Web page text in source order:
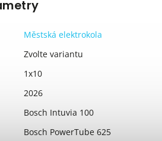
Městská elektrokola
Zvolte variantu
1x10
2026
Bosch Intuvia 100
Bosch PowerTube 625